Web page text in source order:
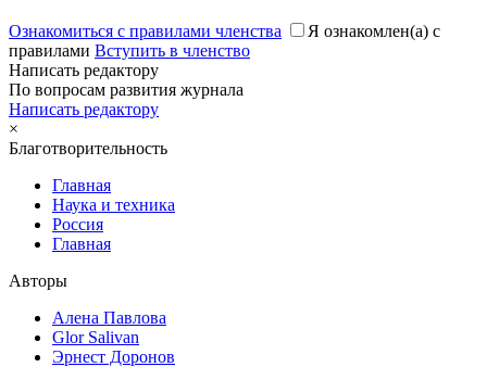
Ознакомиться с правилами членства
Я ознакомлен(а) с
правилами Вступить в членство
Написать редактору
По вопросам развития журнала
Написать редактору
×
Благотворительность
Главная
Наука и техника
Россия
Главная
Авторы
Алена Павлова
Glor Salivan
Эрнест Доронов